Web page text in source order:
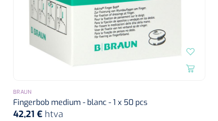
Agraffes de fixation
Bassin renal
Nettoyeurs de plaies
BRAUN
Fingerbob medium - blanc - 1 x 50 pcs
42,21 € htva